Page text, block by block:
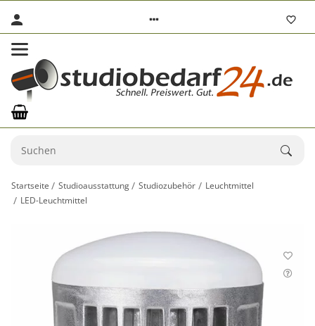
Startseite Studioausstattung Studiozubehör
Leuchtmittel
LED-Leuchtmittel